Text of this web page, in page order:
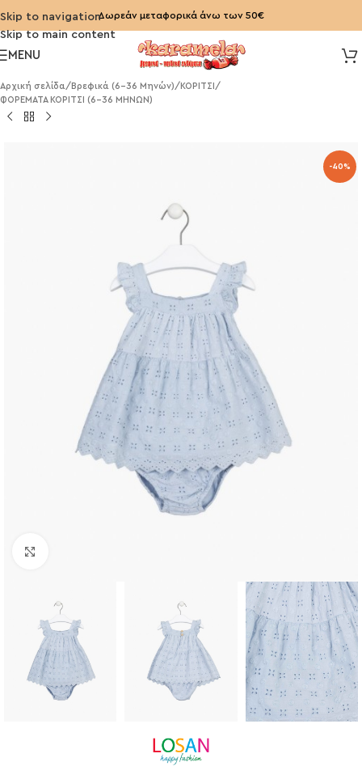
Skip to navigation
Skip to main content
Δωρεάν μεταφορικά άνω των 50€
MENU
Αρχική σελίδα/ Βρεφικά (6-36 Μηνών)/ ΚΟΡΙΤΣΙ /
ΦΟΡΕΜΑΤΑ ΚΟΡΙΤΣΙ (6-36 ΜΗΝΩΝ)
-40%